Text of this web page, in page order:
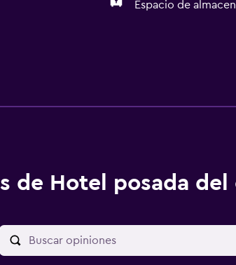
Espacio de
de Hotel posada